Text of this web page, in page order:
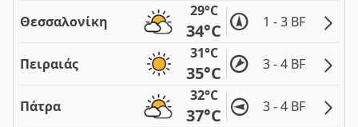
Θεσσαλονίκη
29°C
34°C 1 - 3 BF
Πειραιάς
31°C
35°C 3 - 4 BF
Πάτρα
32°C
37°C 3 - 4 BF